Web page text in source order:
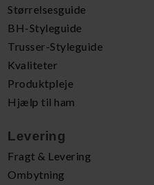
Størrelsesguide
BH-Styleguide
Trusser-Styleguide
Kvaliteter
Produktpleje
Hjælp til ham
Levering
Fragt & Levering
Ombytning